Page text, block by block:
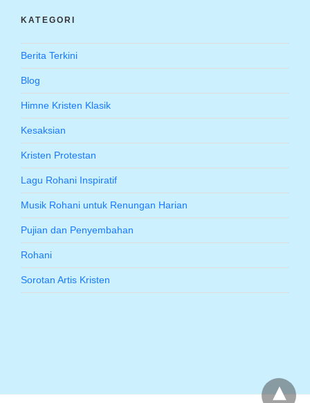
KATEGORI
Berita Terkini
Blog
Himne Kristen Klasik
Kesaksian
Kristen Protestan
Lagu Rohani Inspiratif
Musik Rohani untuk Renungan Harian
Pujian dan Penyembahan
Rohani
Sorotan Artis Kristen